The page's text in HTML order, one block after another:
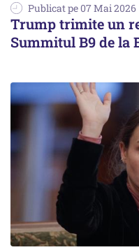
Publicat pe 07 Mai 2026
Trump trimite un
Summitul B9 de la